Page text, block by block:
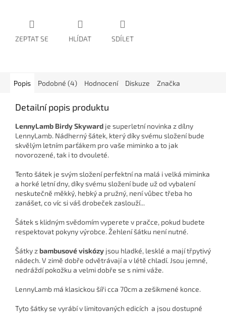
ZEPTAT SE HLÍDAT SDÍLET
Popis Podobné (4) Hodnocení Diskuze Značka
Detailní popis produktu
LennyLamb Birdy Skyward je superletní novinka z dílny
LennyLamb. Nádherný šátek, který díky svému složení bude
skvělým letním parťákem pro vaše miminko a to jak
novorozené, tak i to dvouleté.
Tento šátek je svým složení perfektní na malá i velká miminka
a horké letní dny, díky svému složení bude už od vybalení
neskutečně měkký, hebký a pružný, není vůbec třeba ho
zanášet, co víc si váš drobeček zaslouží...
Šátek s klidným svědomím vyperete v pračce, pokud budete
respektovat pokyny výrobce. Žehlení šátku není nutné.
Šátky zbambusové viskózy jsou hladké, lesklé a mají třpytivý
nádech. V zimě dobře odvětrávají a v létě chladí. Jsou jemné,
nedráždí pokožku a velmi dobře se s nimi váže.
LennyLamb má klasickou šíři cca 70cm a zešikmené konce.
Tyto šátky se vyrábí v limitovaných edicích a jsou dostupné